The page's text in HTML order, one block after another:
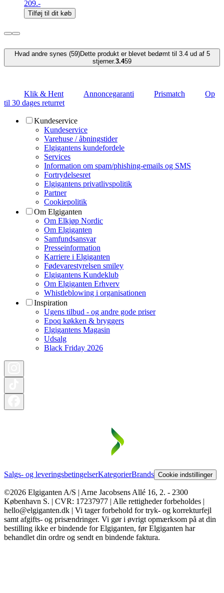
209.-
Tilføj til dit køb
Hvad andre synes (59)Dette produkt er blevet bedømt til 3.4 ud af 5
stjerner.3.459
Klik & Hent Annoncegaranti Prismatch
Op
til 30 dages returret
Kundeservice
Kundeservice
Varehuse / åbningstider
Elgigantens kundefordele
Services
Information om spam/phishing-emails og SMS
Fortrydelsesret
Elgigantens privatlivspolitik
Partner
Cookiepolitik
Om Elgiganten
Om Elkjøp Nordic
Om Elgiganten
Samfundsansvar
Presseinformation
Karriere i Elgiganten
Fødevarestyrelsen smiley
Elgigantens Kundeklub
Om Elgiganten Erhverv
Whistleblowing i organisationen
Inspiration
Ugens tilbud - og andre gode priser
Epoq køkken & bryggers
Elgigantens Magasin
Udsalg
Black Friday 2026
Salgs- og leveringsbetingelserKategorierBrands Cookie indstillinger
©2026 Elgiganten A/S | Arne Jacobsens Allé 16, 2. - 2300
København S. | CVR: 17237977 | Alle rettigheder forbeholdes |
hello@elgiganten.dk | Vi tager forbehold for tryk- og korrekturfejl
samt afgifts- og prisændringer. Vi gør i øvrigt opmærksom på at din
bestilling ikke er bindende for Elgiganten, før Elgiganten har
behandlet din ordre og sendt en bindende faktura.